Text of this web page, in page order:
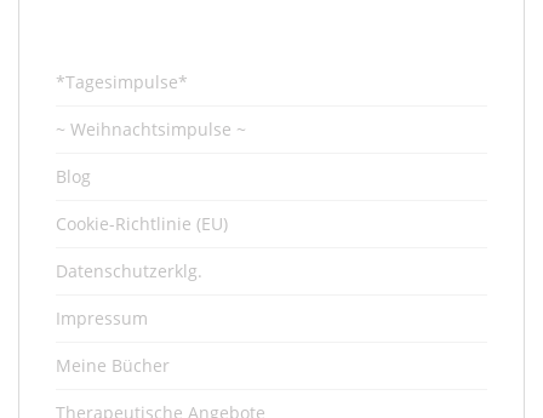
*Tagesimpulse*
~ Weihnachtsimpulse ~
Blog
Cookie-Richtlinie (EU)
Datenschutzerklg.
Impressum
Meine Bücher
Therapeutische Angebote